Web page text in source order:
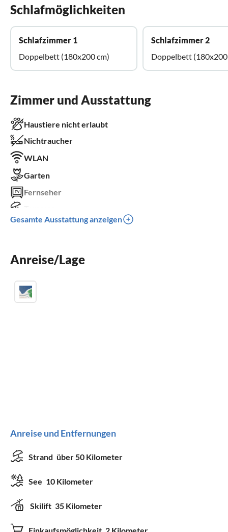
Schlafmöglichkeiten
Schlafzimmer 1
Doppelbett (180x200 cm)
Schlafzimmer 2
Doppelbett (180x200
Zimmer und Ausstattung
Haustiere nicht erlaubt
Nichtraucher
WLAN
Garten
Fernseher
Spülmaschine
Sauna
Gesamte Ausstattung anzeigen
Anreise/Lage
Anreise und Entfernungen
Strand über 50 Kilometer
See 10 Kilometer
Skilift 35 Kilometer
Einkaufsmöglichkeit 2 Kilometer